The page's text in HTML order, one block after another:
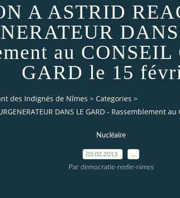
A ASTRID
au
GARD le 15
des Indignés de Nîmes > Categories >
DANS LE GARD - Rassemblement
Nucléaire
03.02.2013
Par democratie-reelle-nimes